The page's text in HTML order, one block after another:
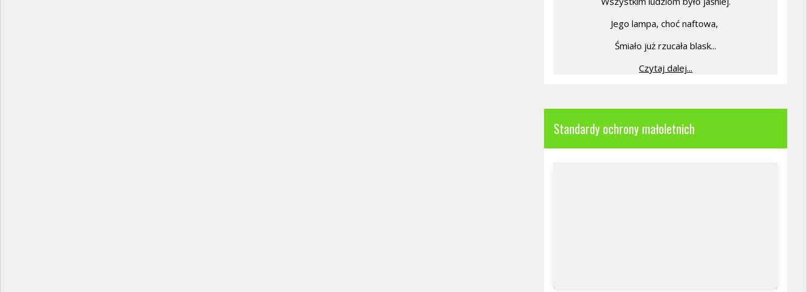
Jego lampa, choć naftowa,
Śmiało już rzucała blask...
Czytaj dalej...
Standardy ochrony małoletnich